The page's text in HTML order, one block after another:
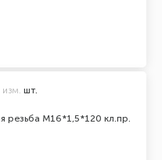
резьба M16*1,5*120 кл.пр.
изм. шт.